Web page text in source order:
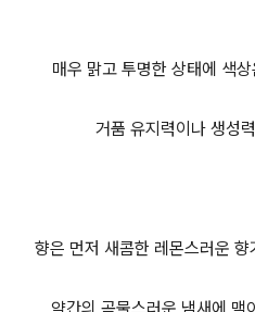
매우 맑고 투명한 상태에 색
거품 유지력이나 생성
향은 먼저 새콤한 레몬스러운